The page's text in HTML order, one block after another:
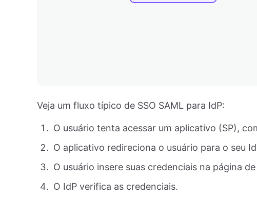
Veja um fluxo típico de SSO SAML para IdP:
O usuário tenta acessar um aplicativo (SP),
O aplicativo redireciona o usuário para o seu
O usuário insere suas credenciais na página
O IdP verifica as credenciais.